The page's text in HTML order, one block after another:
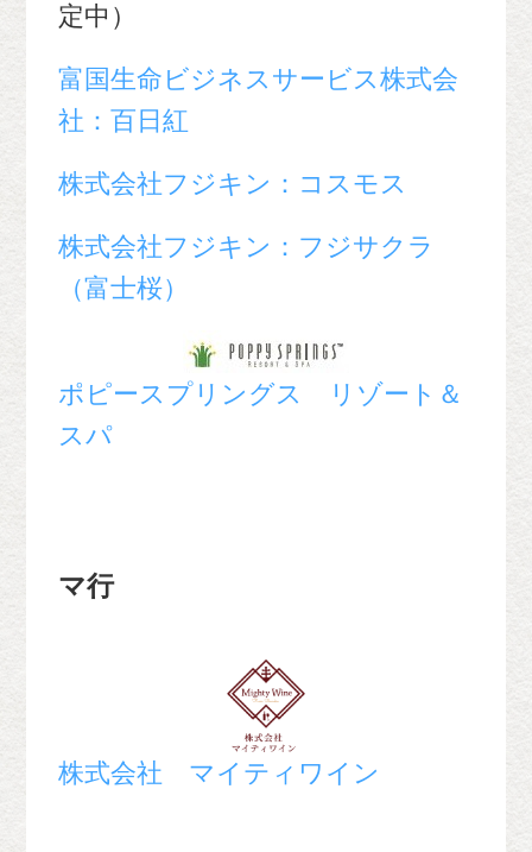
定中）
富国生命ビジネスサービス株式会
社：百日紅
株式会社フジキン：コスモス
株式会社フジキン：フジサクラ
（富士桜）
ポピースプリングス リゾート＆
スパ
マ行
株式会社 マイティワイン